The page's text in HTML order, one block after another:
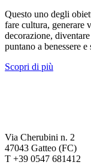
Questo uno degli
fare cultura, generare
decorazione,
puntano a benessere
Scopri di più
Via Cherubini n. 2
47043 Gatteo (FC)
T +39 0547 681412